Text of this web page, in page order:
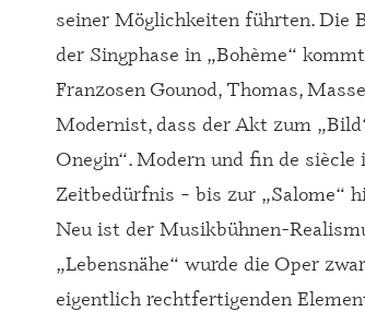
seiner Möglichkeiten führten. Die
der Singphase in „Bohème“
Franzosen Gounod, Thomas,
Modernist, dass der Akt zum
Onegin“. Modern und fin de
Zeitbedürfnis – bis zur „Salome“
Neu ist der Musikbühnen-
„Lebensnähe“ wurde die Oper
eigentlich rechtfertigenden